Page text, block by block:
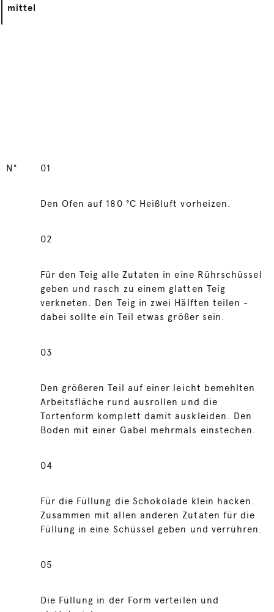
mittel
N° 01
Den Ofen auf 180 °C Heißluft vorheizen.
02
Für den Teig alle Zutaten in eine Rührschüssel
geben und rasch zu einem glatten Teig
verkneten. Den Teig in zwei Hälften teilen -
dabei sollte ein Teil etwas größer sein.
03
Den größeren Teil auf einer leicht bemehlten
Arbeitsfläche rund ausrollen und die
Tortenform komplett damit auskleiden. Den
Boden mit einer Gabel mehrmals einstechen.
04
Für die Füllung die Schokolade klein hacken.
Zusammen mit allen anderen Zutaten für die
Füllung in eine Schüssel geben und verrühren.
05
Die Füllung in der Form verteilen und